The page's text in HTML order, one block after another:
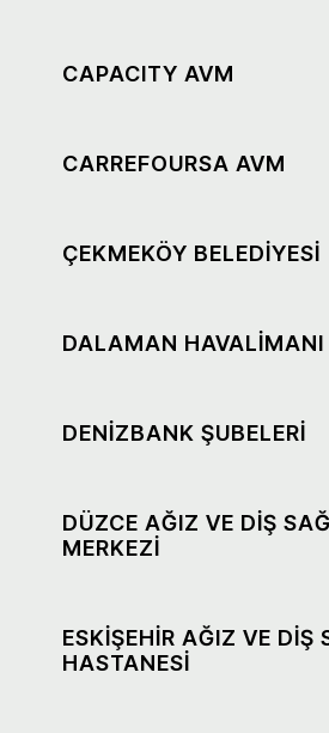
CAPACITY AVM
CARREFOURSA AVM
ÇEKMEKÖY BELEDİYESİ
DALAMAN HAVALİMANI
DENİZBANK ŞUBELERİ
DÜZCE AĞIZ VE DİŞ
MERKEZİ
ESKİŞEHİR AĞIZ VE DİŞ
HASTANESİ